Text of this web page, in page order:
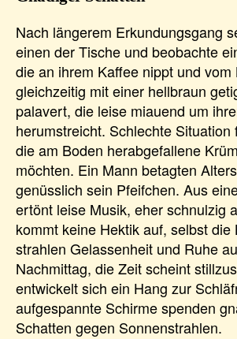
Nach längerem Erkundungsgang
einen der Tische und beobachte
die an ihrem Kaffee nippt und vom
gleichzeitig mit einer hellbraun
palavert, die leise miauend um
herumstreicht. Schlechte Situation
die am Boden herabgefallene
möchten. Ein Mann betagten
genüsslich sein Pfeifchen. Aus
ertönt leise Musik, eher schnulzig
kommt keine Hektik auf, selbst die
strahlen Gelassenheit und Ruhe
Nachmittag, die Zeit scheint
entwickelt sich ein Hang zur
aufgespannte Schirme spenden
Schatten gegen Sonnenstrahlen.